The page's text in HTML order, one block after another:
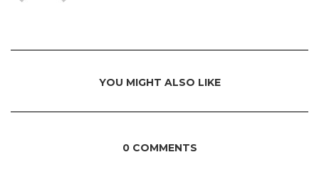
YOU MIGHT ALSO LIKE
0 COMMENTS